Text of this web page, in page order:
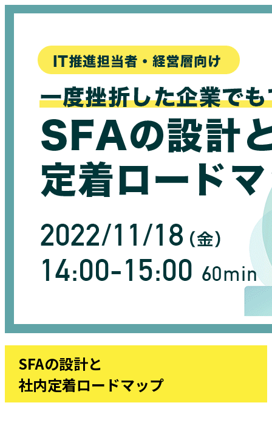
SFAの設計と
社内定着ロードマップ